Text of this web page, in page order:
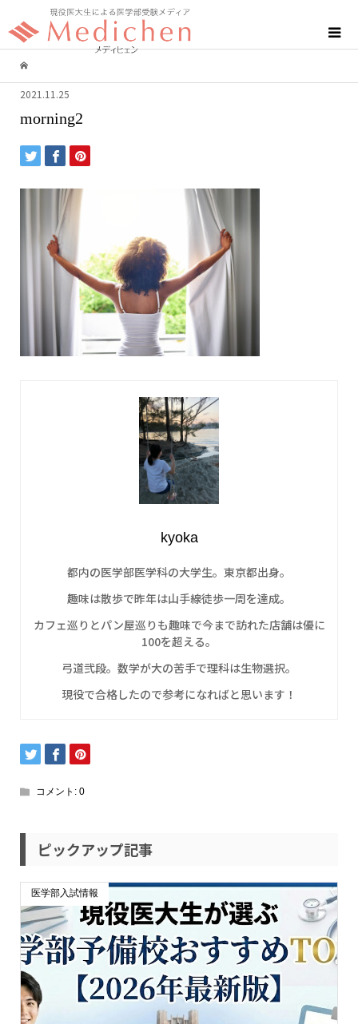
2021.11.25
morning2
kyoka
都内の医学部医学科の大学生。東京都出身。
趣味は散歩で昨年は山手線徒歩一周を達成。
カフェ巡りとパン屋巡りも趣味で今まで訪れた店舗は優に
100を超える。
弓道弐段。数学が大の苦手で理科は生物選択。
現役で合格したので参考になればと思います！
コメント: 0
ピックアップ記事
医学部入試情報